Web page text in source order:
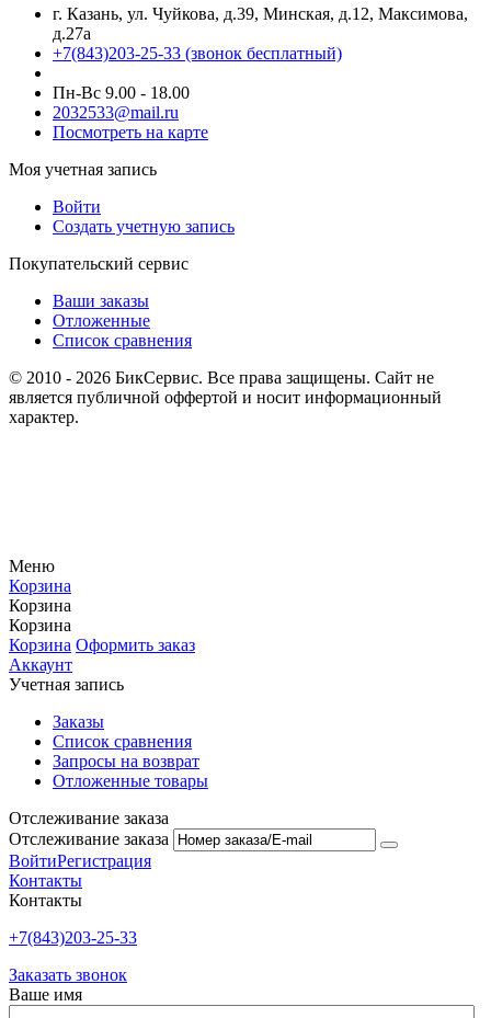
г. Казань, ул. Чуйкова, д.39, Минская, д.12, Максимова,
д.27а
+7(843)203-25-33 (звонок бесплатный)
Пн-Вс 9.00 - 18.00
2032533@mail.ru
Посмотреть на карте
Моя учетная запись
Войти
Создать учетную запись
Покупательский сервис
Ваши заказы
Отложенные
Список сравнения
© 2010 - 2026 БикСервис. Все права защищены. Сайт не
является публичной оффертой и носит информационный
характер.
Меню
Корзина
Корзина
Корзина
Корзина Оформить заказ
Аккаунт
Учетная запись
Заказы
Список сравнения
Запросы на возврат
Отложенные товары
Отслеживание заказа
Отслеживание заказа
ВойтиРегистрация
Контакты
Контакты
+7(843)203-25-33
Заказать звонок
Ваше имя